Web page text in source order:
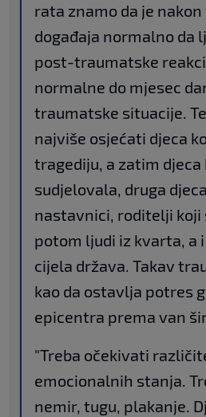
rata znamo da je
događaja normalno da
post-traumatske
normalne do mjesec
traumatske situacije.
najviše osjećati djeca
tragediju, a zatim djeca
sudjelovala, druga
nastavnici, roditelji koji
potom ljudi iz kvarta, a
cijela država. Takav
kao da ostavlja potres
epicentra prema van
"Treba očekivati
emocionalnih stanja.
nemir, tugu, plakanje.